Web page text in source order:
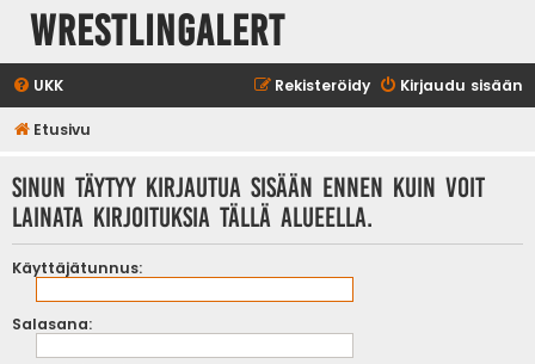
WrestlingAlert
UKK Kirjaudu sisään
Rekisteröidy
Etusivu
Sinun täytyy kirjautua sisään ennen kuin voit
lainata kirjoituksia tällä alueella.
Käyttäjätunnus:
Salasana: